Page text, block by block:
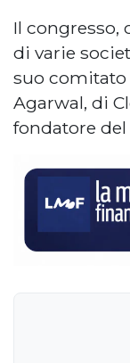
Il congresso,
di varie
suo
Agarwal, di
fondatore